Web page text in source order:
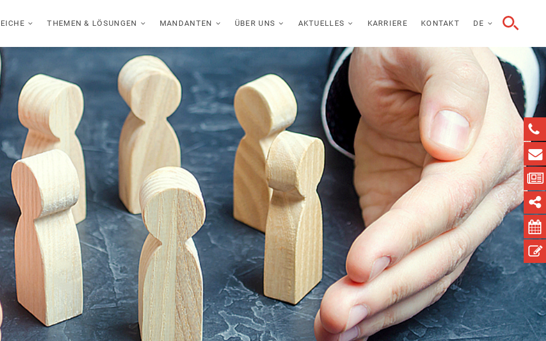
THEMEN & LÖSUNGEN MANDANTEN ÜBER UNS AKTUELLES KARRIERE KONTAKT DE